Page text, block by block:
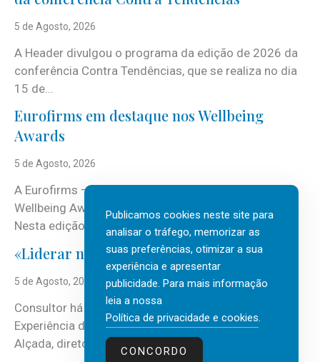
5 de Agosto, 2026
A Header divulgou o programa da edição de 2026 da
conferência Contra Tendências, que se realiza no dia
15 de...
Eurofirms em destaque nos Wellbeing
Awards
5 de Agosto, 2026
A Eurofirms – People first está de regresso aos
Wellbeing Awards, integrando o Top Wellbeing 2026.
Nesta edição, a multinacional...
«Liderar não é um talento místico.»
5 de Agosto, 2026
Consultor há mais de três décadas nas áreas de
Experiência do Cliente, Vendas e Liderança, Manuel
Alçada, diretor executivo da...
Publicamos cookies neste site para
analisar o tráfego, memorizar as
suas preferências, otimizar a sua
experiência e apresentar
publicidade. Para mais informação
leia a nossa
Política de privacidade e cookies.
CONCORDO